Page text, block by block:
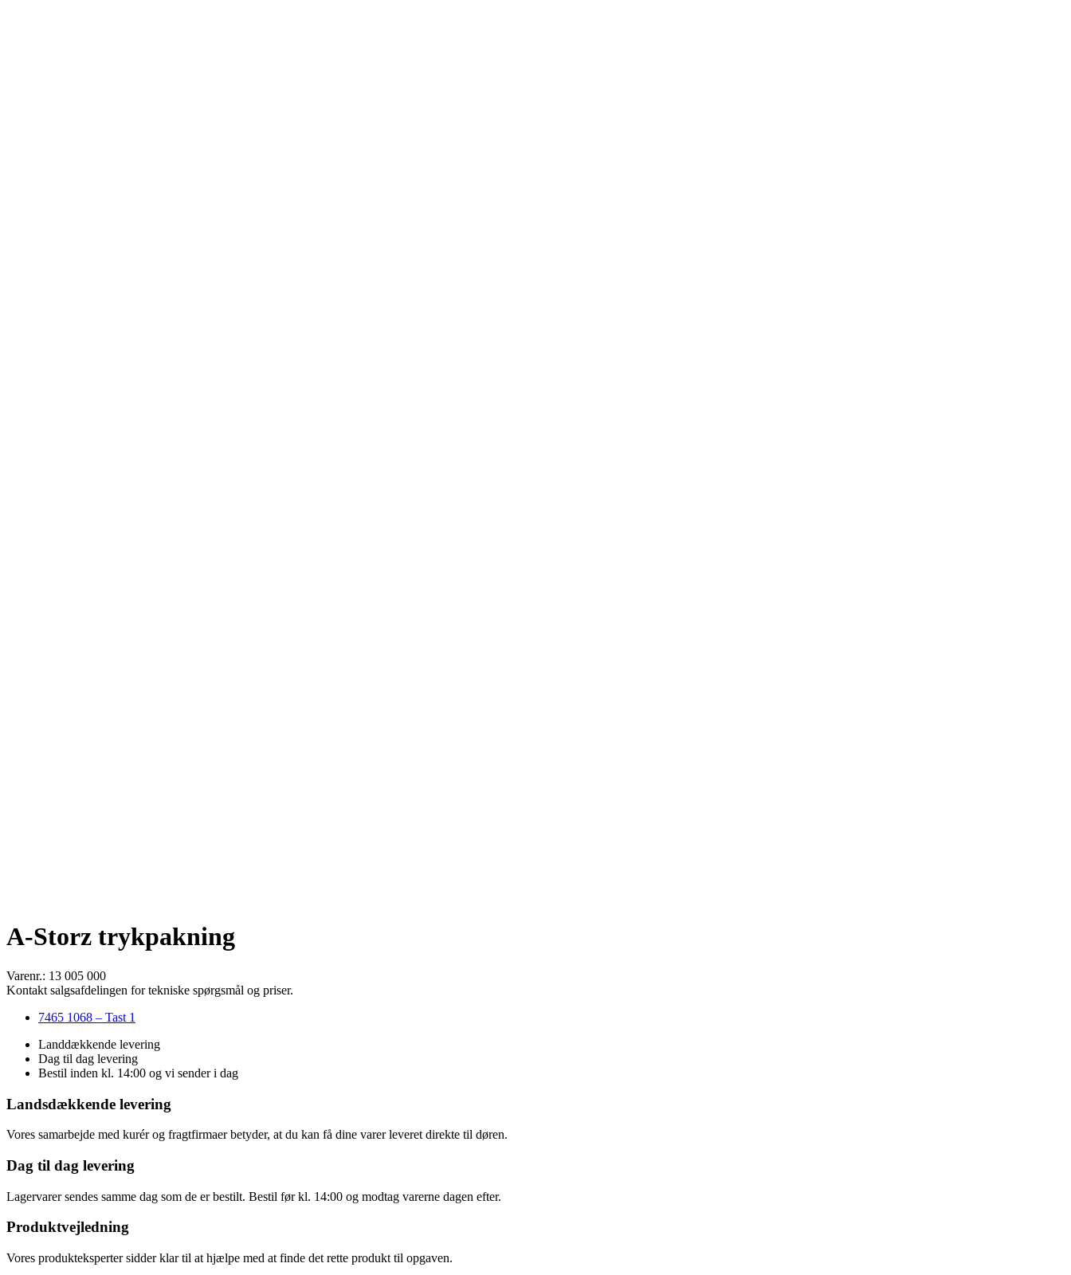
A-Storz trykpakning
Varenr.: 13 005 000
Kontakt salgsafdelingen for tekniske spørgsmål og priser.
7465 1068 – Tast 1
Landdækkende levering
Dag til dag levering
Bestil inden kl. 14:00 og vi sender i dag
Landsdækkende levering
Vores samarbejde med kurér og fragtfirmaer betyder, at du kan få dine varer leveret direkte til døren.
Dag til dag levering
Lagervarer sendes samme dag som de er bestilt. Bestil før kl. 14:00 og modtag varerne dagen efter.
Produktvejledning
Vores produkteksperter sidder klar til at hjælpe med at finde det rette produkt til opgaven.